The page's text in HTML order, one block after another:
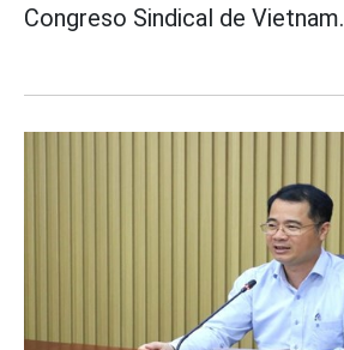
Congreso Sindical de Vietnam.